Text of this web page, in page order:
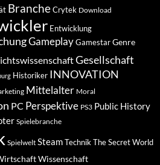
Branche Crytek Download
Entwicklung
Gameplay Gamestar Genre
Gesellschaft
Historiker INNOVATION
Mittelalter Moral
PC Perspektive PS3 Public History
Spielebranche
Spielwelt Steam Technik The Secret World
Wissenschaft